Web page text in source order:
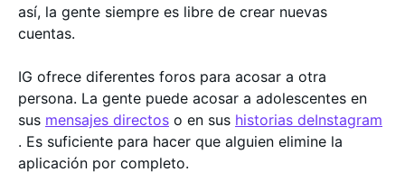
así, la gente siempre es libre de crear nuevas
cuentas.
IG ofrece diferentes foros para acosar a otra
persona. La gente puede acosar a adolescentes en
sus mensajes directos o en sus historias deInstagram
. Es suficiente para hacer que alguien elimine la
aplicación por completo.